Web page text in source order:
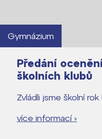
Gymnázium
Předání
školních klubů
Zvládli jsme školní
více informací ›